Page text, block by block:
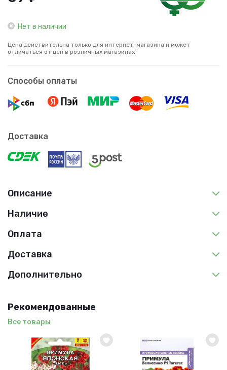
Нет в наличии
Цена действительна только для интернет-магазина и может
отличаться от цен в розничных магазинах
Способы оплаты
Доставка
Описание
Наличие
Оплата
Доставка
Дополнительно
Рекомендованные
Все товары